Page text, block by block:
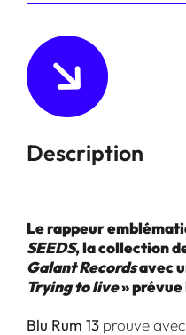
Description
Le rappeur
SEEDS, la collection
Galant Recordsavec
Trying to live» prévue
Blu Rum 13 prouve avec